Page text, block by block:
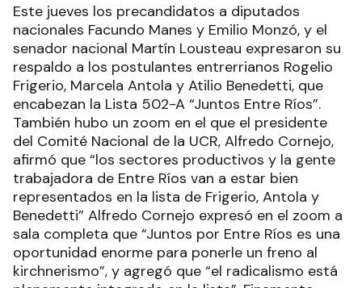
Este jueves los precandidatos a diputados
nacionales Facundo Manes y Emilio Monzó, y el
senador nacional Martín Lousteau expresaron su
respaldo a los postulantes entrerrianos Rogelio
Frigerio, Marcela Antola y Atilio Benedetti, que
encabezan la Lista 502-A “Juntos Entre Ríos”.
También hubo un zoom en el que el presidente
del Comité Nacional de la UCR, Alfredo Cornejo,
afirmó que “los sectores productivos y la gente
trabajadora de Entre Ríos van a estar bien
representados en la lista de Frigerio, Antola y
Benedetti” Alfredo Cornejo expresó en el zoom a
sala completa que “Juntos por Entre Ríos es una
oportunidad enorme para ponerle un freno al
kirchnerismo”, y agregó que “el radicalismo está